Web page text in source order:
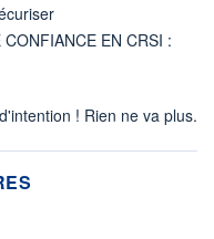
EN CRSI :
! Rien ne va plus.